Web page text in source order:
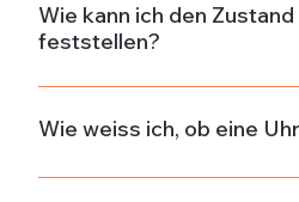
Wie kann ich den
feststellen?
NeuDie Uhr ist neu und weist
auf.Neuwertig &
alten Beständen stammt, kann
Wie weiss ich, ob eine
Die Verfügbarkeit wird in der